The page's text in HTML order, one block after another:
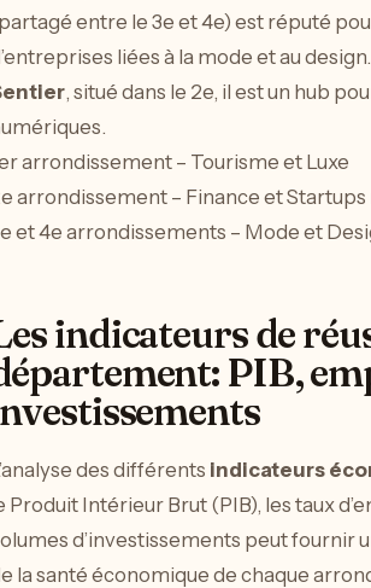
entre le 3e et 4e) est réputé
liées à la mode et au
, situé dans le 2e, il est un hub
arrondissement – Tourisme et Luxe
arrondissement – Finance et
et 4e arrondissements – Mode et
indicateurs de
PIB,
des différents indicateurs
Produit Intérieur Brut (PIB), les taux
d’investissements peut fournir
la santé économique de chaque